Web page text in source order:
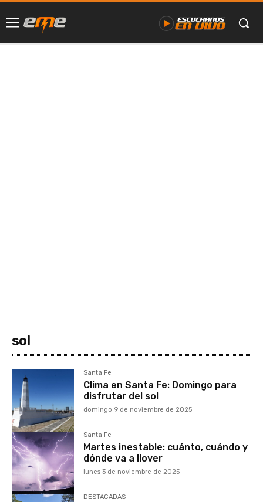
sol
Santa Fe
Clima en Santa Fe: Domingo para
disfrutar del sol
domingo 9 de noviembre de 2025
Santa Fe
Martes inestable: cuánto, cuándo y
dónde va a llover
lunes 3 de noviembre de 2025
DESTACADAS